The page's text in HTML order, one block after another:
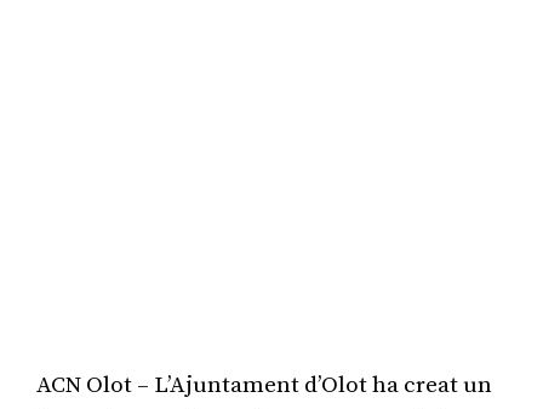
ACN Olot – L’Ajuntament d’Olot ha creat un